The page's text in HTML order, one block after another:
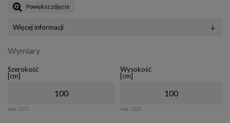
Powiększ zdjęcie
Więcej informacji
Wymiary
Szerokość
[cm]
max: 3175
Wysokość
[cm]
max: 2223